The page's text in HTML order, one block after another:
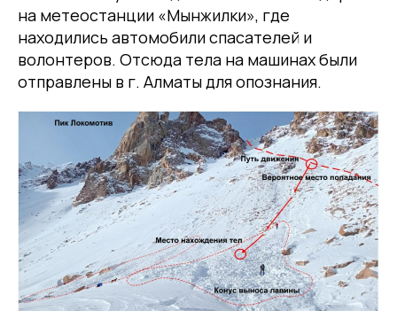
на метеостанции «Мынжилки», где
находились автомобили спасателей и
волонтеров. Отсюда тела на машинах были
отправлены в г. Алматы для опознания.